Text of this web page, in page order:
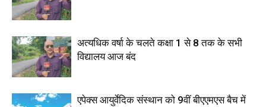
अत्यधिक वर्षा के चलते कक्षा 1 से 8 तक के सभी
विद्यालय आज बंद
एपेक्स आयुर्वेदिक संस्थान को 9वीं बीएएमएस बैच में